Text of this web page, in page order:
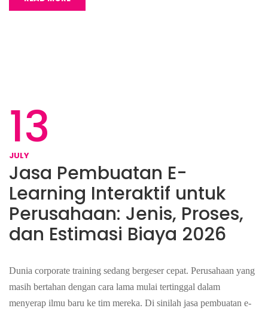
13
JULY
Jasa Pembuatan E-
Learning Interaktif untuk
Perusahaan: Jenis, Proses,
dan Estimasi Biaya 2026
Dunia corporate training sedang bergeser cepat. Perusahaan yang
masih bertahan dengan cara lama mulai tertinggal dalam
menyerap ilmu baru ke tim mereka. Di sinilah jasa pembuatan e-